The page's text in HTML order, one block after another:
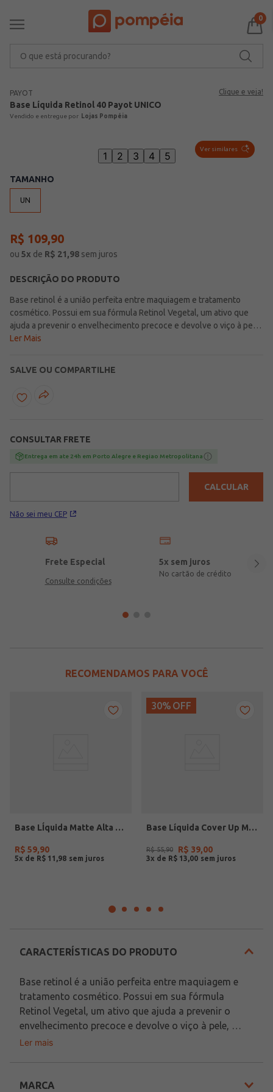
0
PAYOT Clique e veja!
Base Líquida Retinol 40 Payot UNICO
Lojas Pompéia
Ver similares
1 2 3 4 5
TAMANHO
UN
R$ 109,90
ou 5x de R$ 21,98 sem juros
DESCRIÇÃO DO PRODUTO
Base retinol é a união perfeita entre maquiagem e tratamento
cosmético. Possui em sua fórmula Retinol Vegetal, um ativo que
ajuda a prevenir o envelhecimento precoce e devolve o viço à pele,
além de reduzir a aparência de rugas, linhas de expressão e auxiliar
de camadas, disfarça poros, imperfeições e olheiras. Uniformiza o
tom da pele com acabamento natural. A base perfeita para sua
rotina, cobertura uniforme, toque leve e acabamento natural que
Ler Mais
SALVE OU COMPARTILHE
CONSULTAR FRETE
Entrega em ate 24h em Porto Alegre e Regiao Metropolitana
Não sei meu CEP
CALCULAR
Frete Especial
Consulte condições
5x sem juros
No cartão de crédito
RECOMENDAMOS PARA VOCÊ
Base LÍquida Matte Alta Cobertura 03 Payot UNICO
R$ 59,90
5x de R$ 11 98
30% OFF
Base Líquida Cover Up MM130 Mari Maria UNICO
R$ 55,90 R$ 39,00
3x de R$ 13 00
CARACTERÍSTICAS DO PRODUTO
Base retinol é a união perfeita entre maquiagem e
tratamento cosmético. Possui em sua fórmula
Retinol Vegetal, um ativo que ajuda a prevenir o
envelhecimento precoce e devolve o viço à pele,
além de reduzir a aparência de rugas, linhas de
uniforme, essa base com cobertura
permite a
Contém: 35g
Ler mais
MARCA